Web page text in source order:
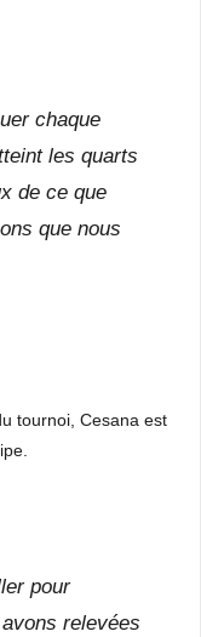
chaque
les quarts
de ce que
que nous
tournoi, Cesana est
pour
relevées